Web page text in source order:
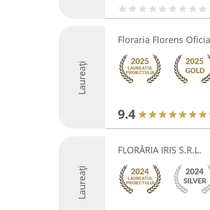
Laureați
Floraria Florens
9.4
Laureați
FLORĂRIA IRIS S.R.L.